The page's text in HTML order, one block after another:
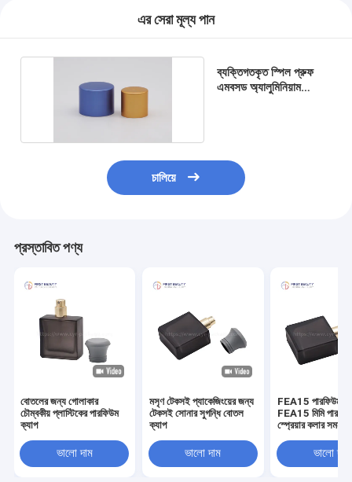
এর সেরা মূল্য পান
ব্যক্তিগতকৃত স্পিল প্রুফ
এমবসড অ্যালুমিনিয়াম
চালিয়ে
প্রস্তাবিত পণ্য
বোতলের জন্য গোলাকার
চৌম্বকীয় প্লাস্টিকের পারফিউম
ক্যাপ
ভালো দাম
মসৃণ টেকসই প্যাকেজিংয়ের জন্য
টেকসই সোনার সুগন্ধি বোতল
ক্যাপ
ভালো দাম
FEA15 পারফিউম
FEA15 মিমি
স্প্রেয়ার কলার
ভালো দাম